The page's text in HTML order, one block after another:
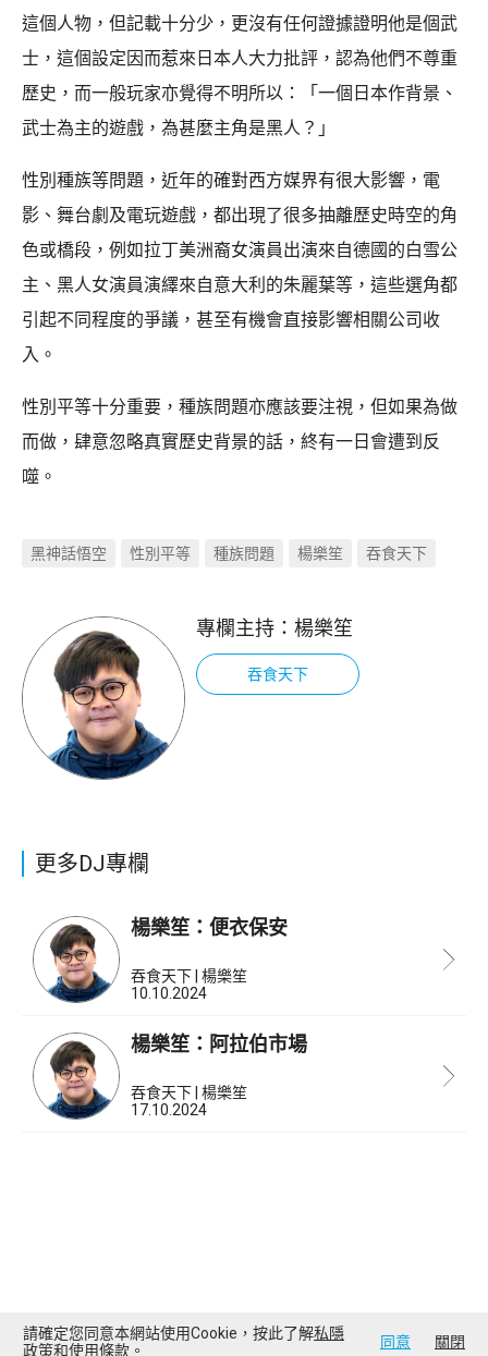
這個人物，但記載十分少，更沒有任何證據證明他是個武
士，這個設定因而惹來日本人大力批評，認為他們不尊重
歷史，而一般玩家亦覺得不明所以：「一個日本作背景、
武士為主的遊戲，為甚麼主角是黑人？」
性別種族等問題，近年的確對西方媒界有很大影響，電
影、舞台劇及電玩遊戲，都出現了很多抽離歷史時空的角
色或橋段，例如拉丁美洲裔女演員出演來自德國的白雪公
主、黑人女演員演繹來自意大利的朱麗葉等，這些選角都
引起不同程度的爭議，甚至有機會直接影響相關公司收
入。
性別平等十分重要，種族問題亦應該要注視，但如果為做
而做，肆意忽略真實歷史背景的話，終有一日會遭到反
噬。
黑神話悟空 性別平等 種族問題 楊樂笙 吞食天下
專欄主持： 楊樂笙
吞食天下
更多DJ專欄
楊樂笙：便衣保安
吞食天下 | 楊樂笙
10.10.2024
楊樂笙：阿拉伯市場
吞食天下 | 楊樂笙
17.10.2024
請確定您同意本網站使用Cookie，按此了解私隱
政策和使用條款 。 同意 關閉